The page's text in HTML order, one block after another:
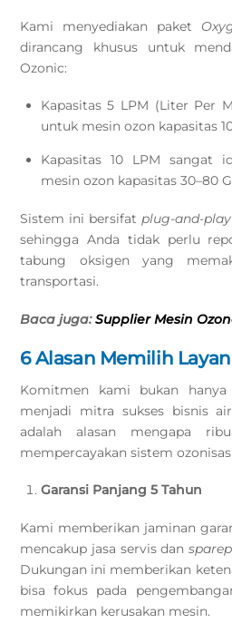
Kami menyediakan paket
dirancang khusus untuk
Ozonic:
Kapasitas 5 LPM (Liter Per
untuk mesin ozon kapasitas
Kapasitas 10 LPM sangat
mesin ozon kapasitas 30–80
Sistem ini bersifat plug-and-play
sehingga Anda tidak perlu
tabung oksigen yang
transportasi.
Baca juga:Supplier Mesin
6 Alasan Memilih
Komitmen kami bukan
menjadi mitra sukses bisnis
adalah alasan mengapa
mempercayakan sistem
Garansi Panjang 5 Tahun
Kami memberikan jaminan
mencakup jasa servis dan
Dukungan ini memberikan
bisa fokus pada
memikirkan kerusakan mesin.